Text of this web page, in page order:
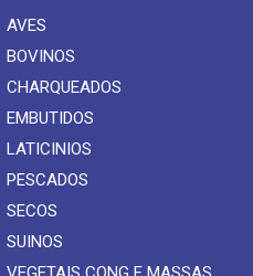
AVES
BOVINOS
CHARQUEADOS
EMBUTIDOS
LATICINIOS
PESCADOS
SECOS
SUINOS